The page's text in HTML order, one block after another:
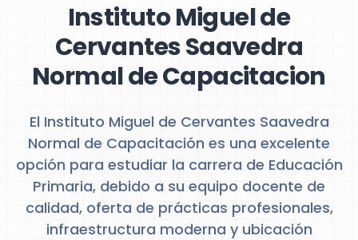
Instituto Miguel de
Cervantes Saavedra
Normal de Capacitacion
El Instituto Miguel de Cervantes Saavedra
Normal de Capacitación es una excelente
opción para estudiar la carrera de Educación
Primaria, debido a su equipo docente de
calidad, oferta de prácticas profesionales,
infraestructura moderna y ubicación